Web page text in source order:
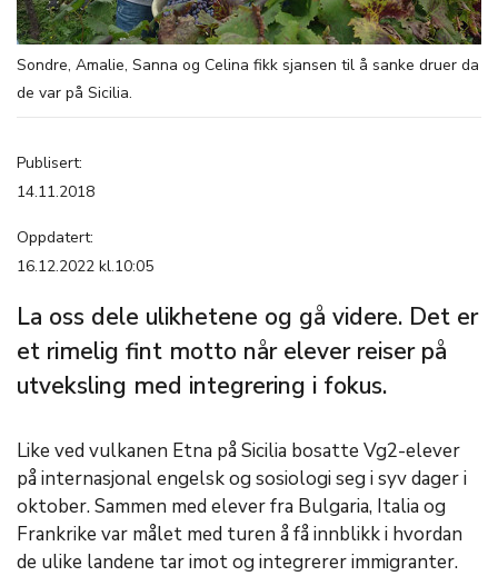
Sondre, Amalie, Sanna og Celina fikk sjansen til å sanke druer da
de var på Sicilia.
Publisert:
14.11.2018
Oppdatert:
16.12.2022 kl.10:05
La oss dele ulikhetene og gå videre. Det er
et rimelig fint motto når elever reiser på
utveksling med integrering i fokus.
Like ved vulkanen Etna på Sicilia bosatte Vg2-elever
på internasjonal engelsk og sosiologi seg i syv dager i
oktober. Sammen med elever fra Bulgaria, Italia og
Frankrike var målet med turen å få innblikk i hvordan
de ulike landene tar imot og integrerer immigranter.